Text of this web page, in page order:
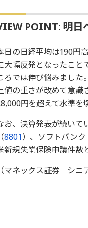
POINT: 明日
日の日経平均は190円
大幅反発となったこと
ろでは伸び悩みました
値の重さが改めて意識
円を超えて水準を
お、決算発表が続いて
（8801）、ソフトバンク
新規失業保険申請件数
（マネックス証券 シニ